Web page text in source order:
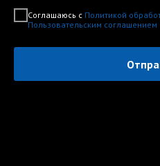
Соглашаюсь с Политикой
Пользовательским соглашением